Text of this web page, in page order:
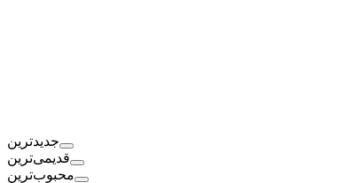
جدیدترین
قدیمی‌ترین
محبوب‌ترین